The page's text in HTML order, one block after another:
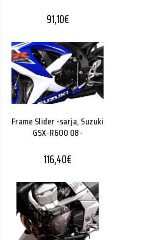
91,10€
Frame Slider -sarja, Suzuki
GSX-R600 08-
116,40€